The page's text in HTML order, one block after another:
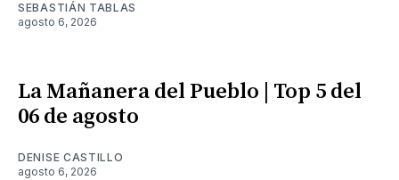
SEBASTIÁN TABLAS
agosto 6, 2026
La Mañanera del Pueblo | Top 5 del
06 de agosto
DENISE CASTILLO
agosto 6, 2026